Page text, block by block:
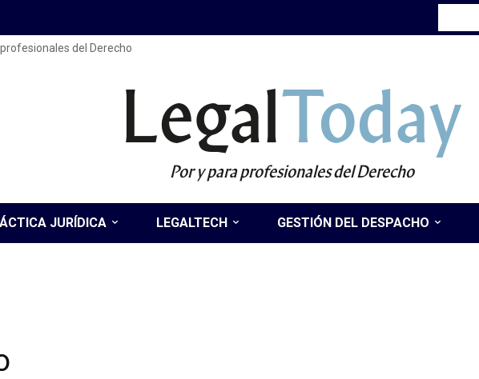
del Derecho
LegalToday
Por y para profesionales del Derecho
JURÍDICA LEGALTECH GESTIÓN DEL DESPACHO